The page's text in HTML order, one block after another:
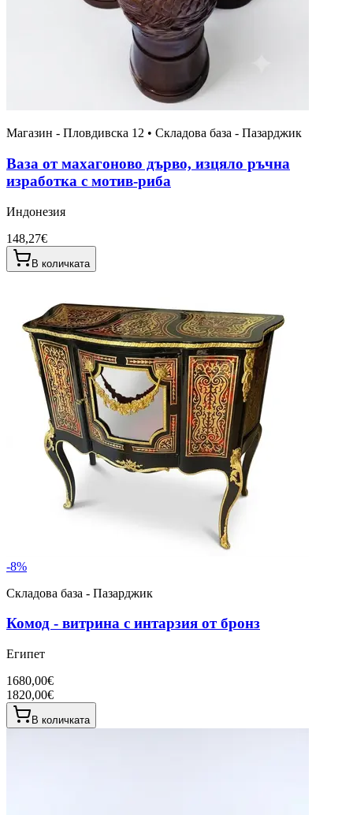
Магазин - Пловдивска 12 • Складова база - Пазарджик
Ваза от махагоново дърво, изцяло ръчна
изработка с мотив-риба
Индонезия
148,27€
В количката
-8%
Складова база - Пазарджик
Комод - витрина с интарзия от бронз
Египет
1680,00€
1820,00€
В количката